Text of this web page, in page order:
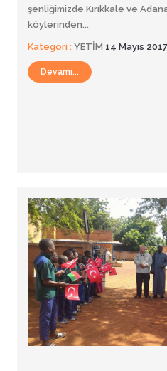
şenliğimizde Kırıkkale ve
köylerinden...
Kategori : YETİM 14 Mayıs
Devamı...